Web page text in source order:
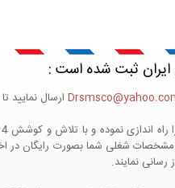
ایران ثبت شده است :
ارسال نمایید
شغلی شما بصورت رایگان در
نمایند.